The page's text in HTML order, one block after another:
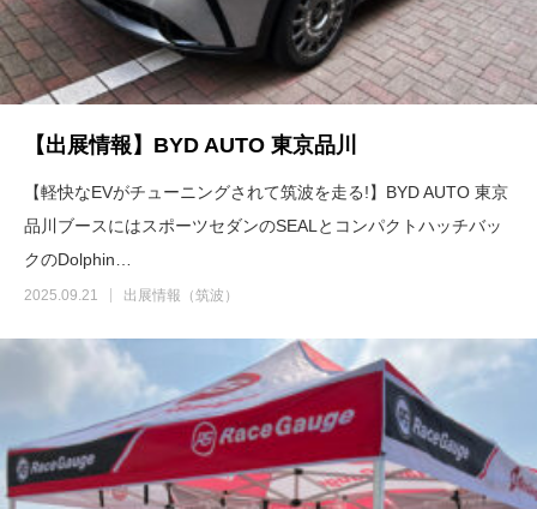
【出展情報】BYD AUTO 東京品川
【軽快なEVがチューニングされて筑波を走る!】BYD AUTO 東京
品川ブースにはスポーツセダンのSEALとコンパクトハッチバッ
クのDolphin…
2025.09.21 出展情報（筑波）